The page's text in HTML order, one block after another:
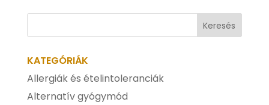
KATEGÓRIÁK
Allergiák és ételintoleranciák
Alternatív gyógymód